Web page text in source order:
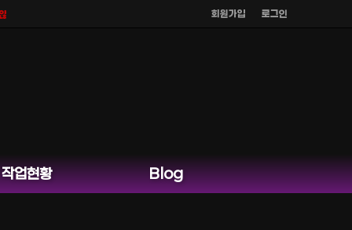
회원가입 로그인
식 홈페이지 카카오톡 외 다른 채팅은 운영하지 않습니다.
작업현황 Blog